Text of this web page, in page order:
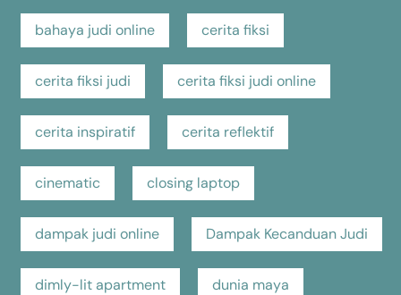
bahaya judi online cerita fiksi
cerita fiksi judi cerita fiksi judi online
cerita inspiratif cerita reflektif
cinematic closing laptop
dampak judi online Dampak Kecanduan Judi
dimly-lit apartment dunia maya